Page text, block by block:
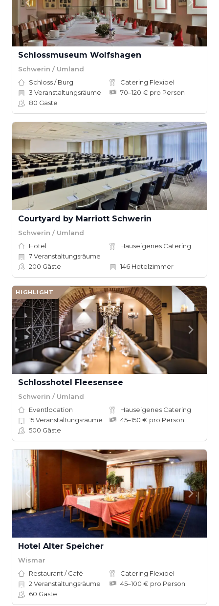
Schlossmuseum Wolfshagen
Schwerin / Umland
Schloss / Burg
Catering Flexibel
3 Veranstaltungsräume
70–120 € pro Person
80 Gäste
Courtyard by Marriott Schwerin
Schwerin / Umland
Hotel
Hauseigenes Catering
7Veranstaltungsräume
200 Gäste 146 Hotelzimmer
HIGHLIGHT
Schlosshotel Fleesensee
Schwerin / Umland
Eventlocation
Hauseigenes Catering
15Veranstaltungsräume
45–150 € pro Person
500 Gäste
Hotel Alter Speicher
Wismar
Restaurant / Café
Catering Flexibel
2 Veranstaltungsräume
45–100 € pro Person
60 Gäste